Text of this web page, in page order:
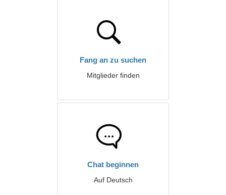
Fang an zu suchen
Mitglieder finden
Chat beginnen
Auf Deutsch